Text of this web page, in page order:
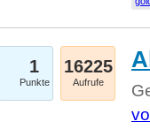
1
Punkte
16225
Aufrufe